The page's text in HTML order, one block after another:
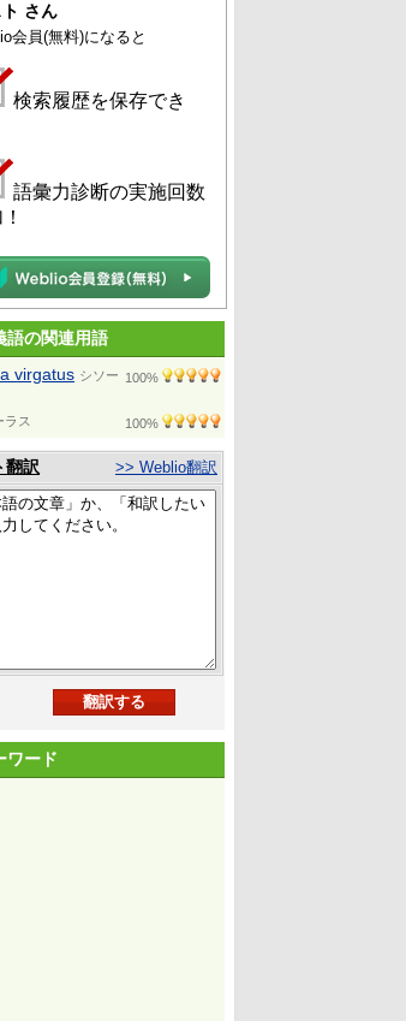
さん
会員(無料)になると
検索履歴を保存でき
語彙力診断の実施回数
語の関連用語
virgatus シソー 100%
ラス 100%
翻訳 >> Weblio翻訳
ワード